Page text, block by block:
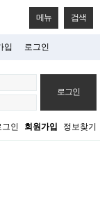
메뉴 검색
입 로그인
그인 회원가입 정보찾기